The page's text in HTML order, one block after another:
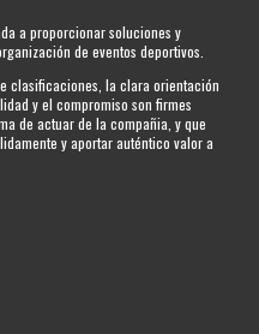
a proporcionar soluciones y
de eventos deportivos.
clasificaciones, la clara orientación
y el compromiso son firmes
de actuar de la compañia, y que
y aportar auténtico valor a